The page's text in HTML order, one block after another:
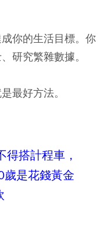
你的生活目標。你
研究繁雜數據。
最好方法。
搭計程車，
是花錢黃金